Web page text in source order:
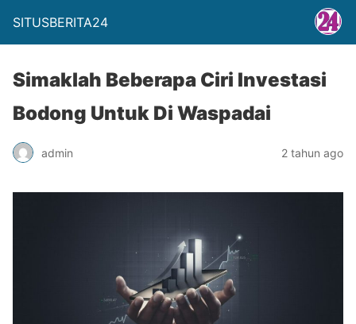
SITUSBERITA24
Simaklah Beberapa Ciri Investasi
Bodong Untuk Di Waspadai
admin 2 tahun ago